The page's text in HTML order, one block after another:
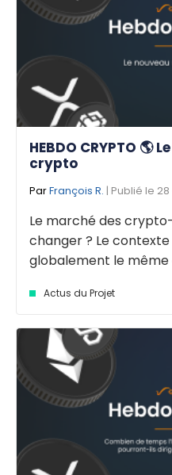
HEBDO CRYPTO 🌎
crypto
ParFrançois R. | Publié le
Le marché des
changer ? Le
globalement le même
Actus du Projet